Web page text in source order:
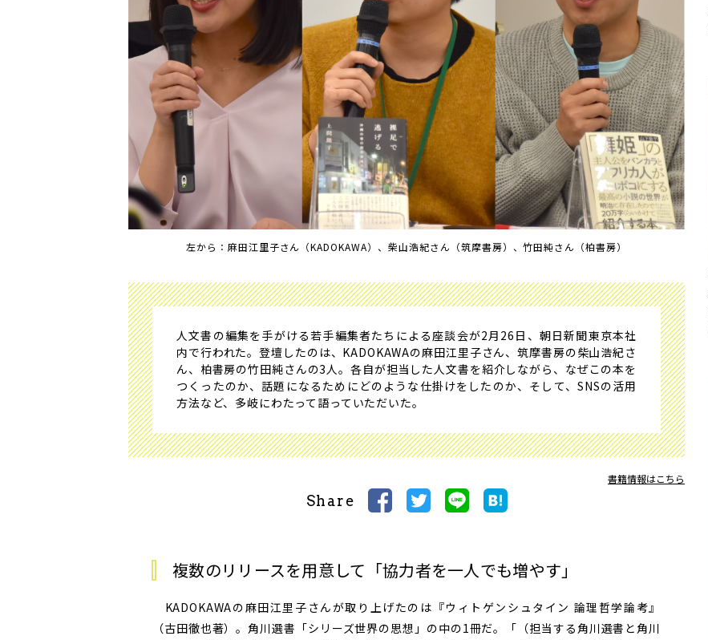
左から：麻田江里子さん（KADOKAWA）、柴山浩紀さん（筑摩書房）、竹田純さん（柏書房）
人文書の編集を手がける若手編集者たちによる座談会が2月26日、朝日新聞東京本社
内で行われた。登壇したのは、KADOKAWAの麻田江里子さん、筑摩書房の柴山浩紀さ
ん、柏書房の竹田純さんの3人。各自が担当した人文書を紹介しながら、なぜこの本を
つくったのか、話題になるためにどのような仕掛けをしたのか、そして、SNSの活用
方法など、多岐にわたって語っていただいた。
書籍情報はこちら
Share
複数のリリースを用意して「協力者を一人でも増やす」
KADOKAWAの麻田江里子さんが取り上げたのは『ウィトゲンシュタイン 論理哲学論考』
（古田徹也著）。角川選書「シリーズ世界の思想」の中の1冊だ。「（担当する角川選書と角川